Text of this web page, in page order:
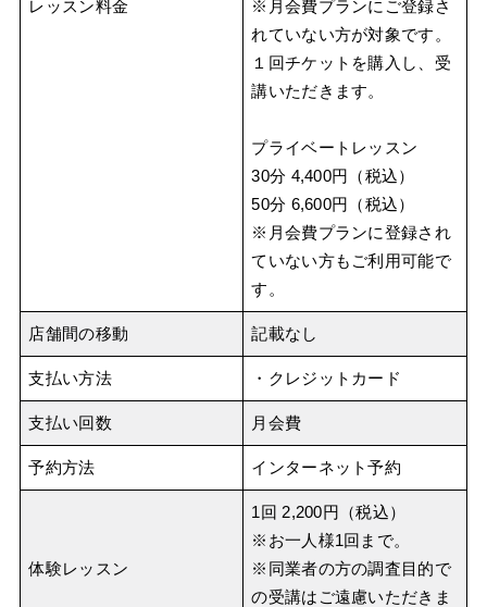
レッスン料金
※月会費プランにご登録さ
れていない方が対象です。
１回チケットを購入し、受
講いただきます。
プライベートレッスン
30分 4,400円（税込）
50分 6,600円（税込）
※月会費プランに登録され
ていない方もご利用可能で
す。
店舗間の移動 記載なし
支払い方法 ・クレジットカード
支払い回数 月会費
予約方法 インターネット予約
体験レッスン
1回 2,200円（税込）
※お一人様1回まで。
※同業者の方の調査目的で
の受講はご遠慮いただきま